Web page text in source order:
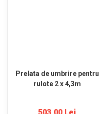
Prelata de umbrire pentru
rulote 2 x 4,3m
503,00 Lei